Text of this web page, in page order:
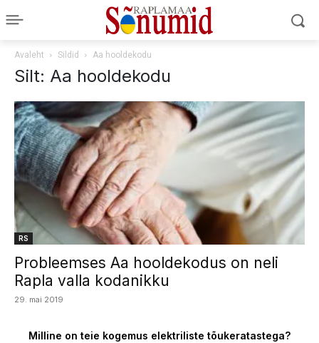
Avaleht Sildid Aa hooldekodu
Silt: Aa hooldekodu
RS
Probleemses Aa hooldekodus on neli
Rapla valla kodanikku
29. mai 2019
Milline on teie kogemus elektriliste tõukeratastega?